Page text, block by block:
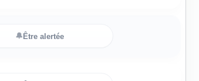
🔔Être alertée